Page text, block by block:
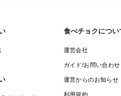
食べチョクについ
運営会社
ガイド/お問い合わせ
運営からのお知らせ
利用規約